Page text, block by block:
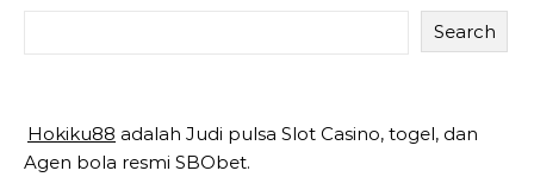
Search
Hokiku88 adalah Judi pulsa Slot Casino, togel, dan
Agen bola resmi SBObet.